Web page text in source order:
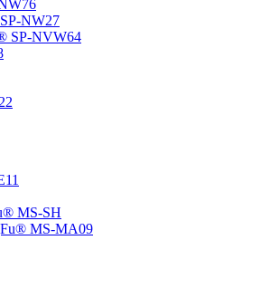
NW27
SP-NVW64
MS-SH
MS-MA09